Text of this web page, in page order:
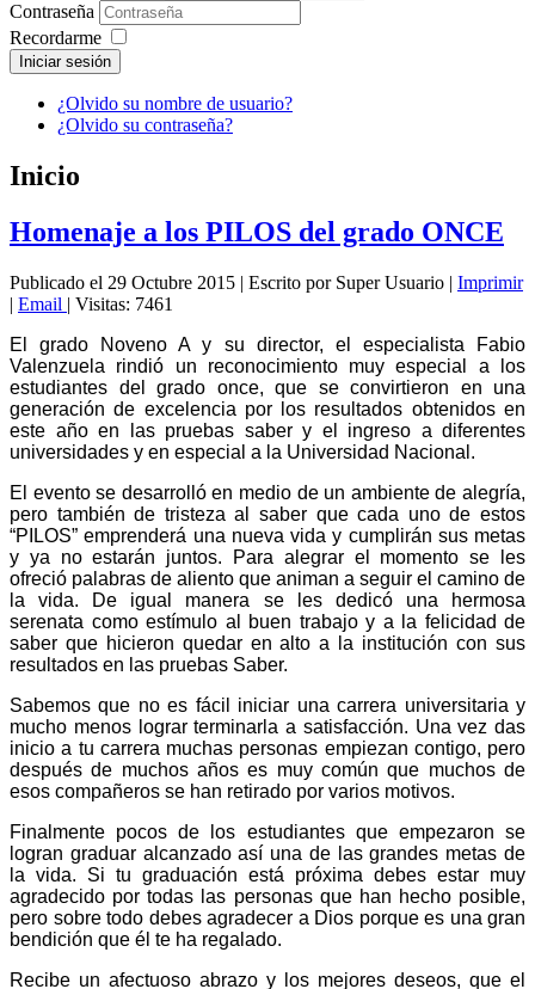
Contraseña
Recordarme
Iniciar sesión
¿Olvido su nombre de usuario?
¿Olvido su contraseña?
Inicio
Homenaje a los PILOS del grado ONCE
Publicado el 29 Octubre 2015 | Escrito por Super Usuario | Imprimir
| Email | Visitas: 7461
El grado Noveno A y su director, el especialista Fabio
Valenzuela rindió un reconocimiento muy especial a los
estudiantes del grado once, que se convirtieron en una
generación de excelencia por los resultados obtenidos en
este año en las pruebas saber y el ingreso a diferentes
universidades y en especial a la Universidad Nacional.
El evento se desarrolló en medio de un ambiente de alegría,
pero también de tristeza al saber que cada uno de estos
“PILOS” emprenderá una nueva vida y cumplirán sus metas
y ya no estarán juntos. Para alegrar el momento se les
ofreció palabras de aliento que animan a seguir el camino de
la vida. De igual manera se les dedicó una hermosa
serenata como estímulo al buen trabajo y a la felicidad de
saber que hicieron quedar en alto a la institución con sus
resultados en las pruebas Saber.
Sabemos que no es fácil iniciar una carrera universitaria y
mucho menos lograr terminarla a satisfacción. Una vez das
inicio a tu carrera muchas personas empiezan contigo, pero
después de muchos años es muy común que muchos de
esos compañeros se han retirado por varios motivos.
Finalmente pocos de los estudiantes que empezaron se
logran graduar alcanzado así una de las grandes metas de
la vida. Si tu graduación está próxima debes estar muy
agradecido por todas las personas que han hecho posible,
pero sobre todo debes agradecer a Dios porque es una gran
bendición que él te ha regalado.
Recibe un afectuoso abrazo y los mejores deseos, que el